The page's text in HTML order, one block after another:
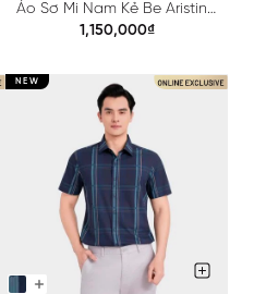
Áo Sơ Mi Nam Kẻ Be Aristino
ASS564SAH2
1,150,000₫
NEW